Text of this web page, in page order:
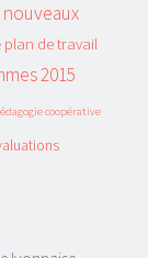
nouveaux
plan de travail
2015
coopérative